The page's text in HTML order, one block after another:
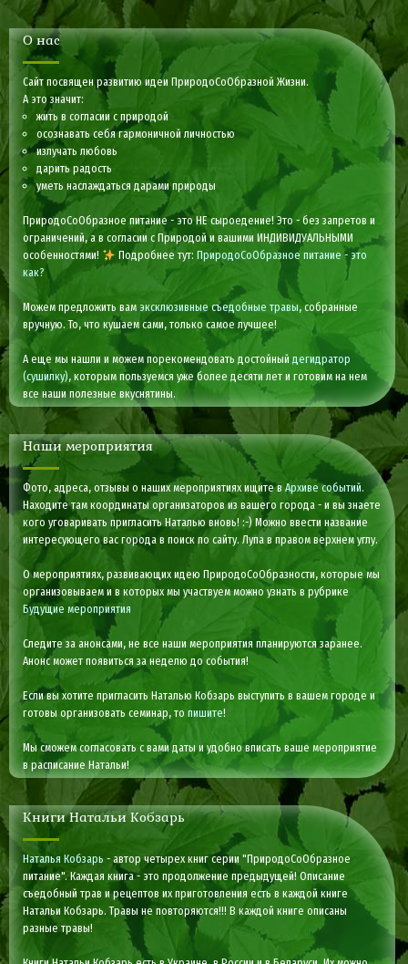
О нас
Сайт посвящен развитию идеи ПриродоСоОбразной Жизни.
А это значит:
жить в согласии с природой
осознавать себя гармоничной личностью
излучать любовь
дарить радость
уметь наслаждаться дарами природы
ПриродоСоОбразное питание - это НЕ сыроедение! Это - без запретов и
ограничений, а в согласии с Природой и вашими ИНДИВИДУАЛЬНЫМИ
особенностями!
Подробнее тут: ПриродоСоОбразное питание - это
как?
Можем предложить вам эксклюзивные съедобные травы, собранные
вручную. То, что кушаем сами, только самое лучшее!
А еще мы нашли и можем порекомендовать достойныйдегидратор
(сушилку), которым пользуемся уже более десяти лет и готовим на нем
все наши полезные вкуснятины.
Наши мероприятия
Фото, адреса, отзывы о наших мероприятиях ищите вАрхиве событий.
Находите там координаты организаторов из вашего города - и вы знаете
кого уговаривать пригласить Наталью вновь! :-) Можно ввести название
интересующего вас города в поиск по сайту. Лупа в правом верхнем углу.
О мероприятиях, развивающих идею ПриродоСоОбразности, которые мы
организовываем и в которых мы участвуем можно узнать в рубрике
Будущие мероприятия
Следите за анонсами, не все наши мероприятия планируются заранее.
Анонс может появиться за неделю до события!
Если вы хотите пригласить Наталью Кобзарь выступить в вашем городе и
готовы организовать семинар, топишите!
Мы сможем согласовать с вами даты и удобно вписать ваше мероприятие
в расписание Натальи!
Книги Натальи Кобзарь
Наталья Кобзарь - автор четырех книг серии "ПриродоСоОбразное
питание". Каждая книга - это продолжение предыдущей! Описание
съедобный трав и рецептов их приготовления есть в каждой книге
Натальи Кобзарь. Травы не повторяются!!! В каждой книге описаны
разные травы!